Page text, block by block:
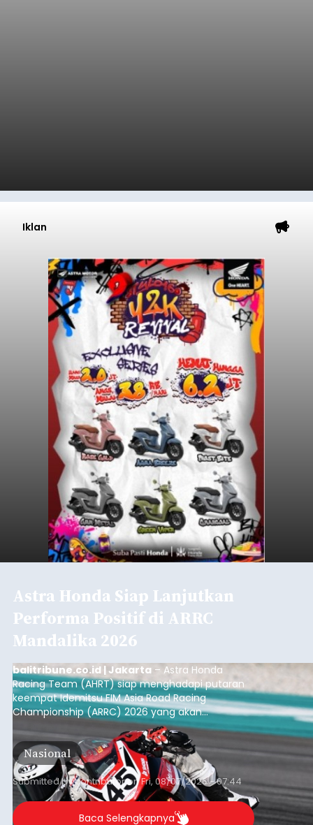
Iklan
Astra Honda Siap Lanjutkan
Performa Positif di ARRC
Mandalika 2026
balitribune.co.id | Jakarta – Astra Honda
Racing Team (AHRT) siap menghadapi putaran
keempat Idemitsu FIM Asia Road Racing
Championship (ARRC) 2026 yang akan
berlangsung di Pertamina Mandalika
International Circuit, Lombok, Nusa Tenggara
Barat, pada 7–9 Agustus 2026.
Nasional
Submitted bycontributoronFri, 08/07/2026 - 07:44
Baca Selengkapnya